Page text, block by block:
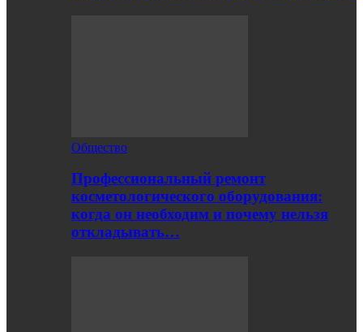
Общество
Профессиональный ремонт
косметологического оборудования:
когда он необходим и почему нельзя
откладывать…